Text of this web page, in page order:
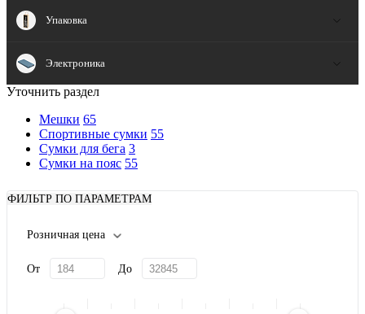
Упаковка
Электроника
Уточнить раздел
Мешки 65
Спортивные сумки 55
Сумки для бега 3
Сумки на пояс 55
ФИЛЬТР ПО ПАРАМЕТРАМ
Розничная цена
От До